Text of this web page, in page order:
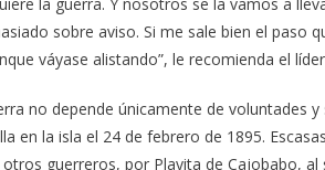
sobre aviso. Si me sale bien el paso
váyase alistando”, le recomienda el
no depende únicamente de voluntades
en la isla el 24 de febrero de 1895.
guerreros, por Playita de Cajobabo,